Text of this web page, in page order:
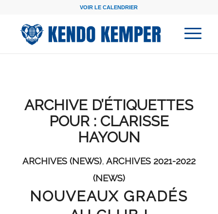
VOIR LE CALENDRIER
ARCHIVE D’ÉTIQUETTES
POUR : CLARISSE
HAYOUN
ARCHIVES (NEWS), ARCHIVES 2021-2022
(NEWS)
NOUVEAUX GRADÉS